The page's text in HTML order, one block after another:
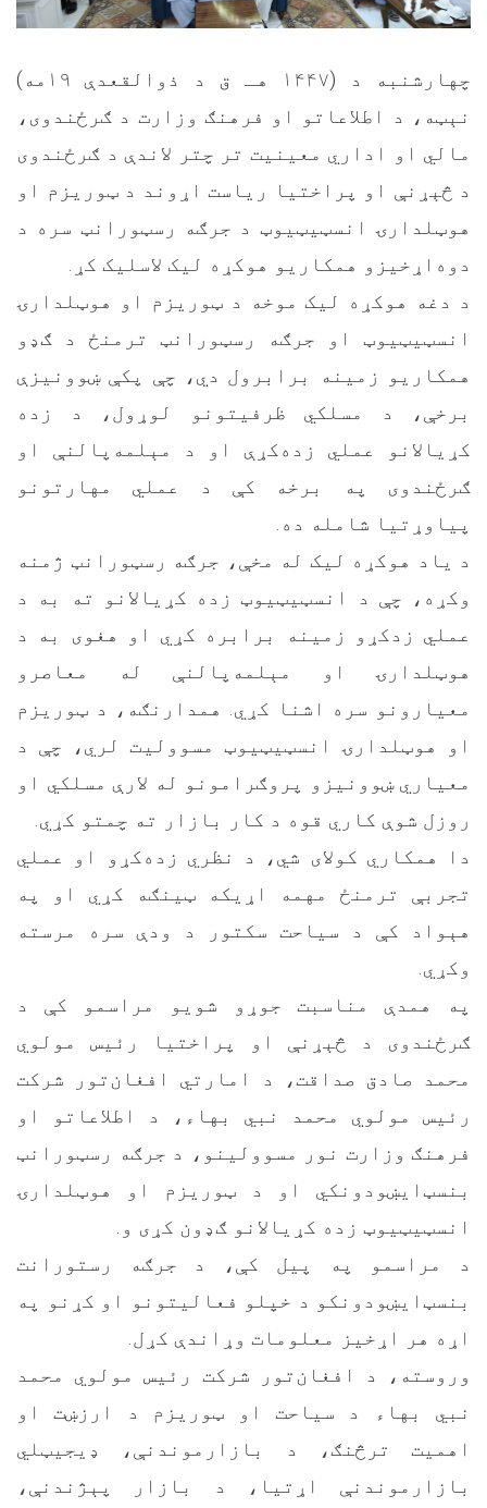
چهارشنبه د (۱۴۴۷ هـ ق د ذوالقعدې ۱۹مه)
نېټه، د اطلاعاتو او فرهنګ وزارت د ګرځندوی،
مالي او اداري معینیت تر چتر لاندې د ګرځندوی
د څېړنې او پراختیا ریاست اړوند د ټوریزم او
هوټلدارۍ انسټیټیوټ د جرګه رسټورانټ سره د
دوه‌اړخیزو همکاریو هوکړه لیک لاسلیک کړ.
د دغه هوکړه لیک موخه د ټوریزم او هوټلدارۍ
انسټیټیوټ او جرګه رسټورانټ ترمنځ د ګډو
همکاریو زمینه برابرول دي، چې پکې ښوونیزې
برخې، د مسلکي ظرفیتونو لوړول، د زده
کړیالانو عملي زده‌کړې او د مېلمه‌پالنې او
ګرځندوی په برخه کې د عملي مهارتونو
پیاوړتیا شامله ده.
د یاد هوکړه لیک له مخې، جرګه رسټورانټ ژمنه
وکړه، چې د انسټیټیوټ زده کړیالانو ته به د
عملي زدکړو زمینه برابره کړي او هغوی به د
هوټلدارۍ او مېلمه‌پالنې له معاصرو
معیارونو سره اشنا کړي. همدارنګه، د ټوریزم
او هوټلدارۍ انسټیټیوټ مسوولیت لري، چې د
معیاري ښوونیزو پروګرامونو له لارې مسلکي او
روزل شوې کاري قوه د کار بازار ته چمتو کړي.
دا همکاري کولای شي، د نظري زده‌کړو او عملي
تجربې ترمنځ مهمه اړیکه ټینګه کړي او په
هېواد کې د سیاحت سکتور د ودې سره مرسته
وکړي.
په همدې مناسبت جوړو شویو مراسمو کې د
ګرځندوی د څېړنې او پراختیا رئیس مولوي
محمد صادق صداقت، د امارتي افغان‌تور شرکت
رئیس مولوي محمد نبي بهاء، د اطلاعاتو او
فرهنګ وزارت نور مسوولینو، د جرګه رسټورانټ
بنسټ‌ايښودونکي او د ټوریزم او هوټلدارۍ
انسټیټیوټ زده کړیالانو ګډون کړی و.
د مراسمو په پیل کې، د جرګه رستورانت
بنسټ‌ايښودونکو د خپلو فعالیتونو او کړنو په
اړه هر اړخیز معلومات وړاندې کړل.
وروسته، د افغان‌تور شرکت رئیس مولوي محمد
نبي بهاء د سیاحت او ټوریزم د ارزښت او
اهمیت ترڅنګ، د بازارموندنې، ډیجیټلي
بازارموندنې اړتیا، د بازار پېژندنې،